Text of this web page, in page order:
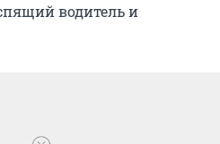
водитель и